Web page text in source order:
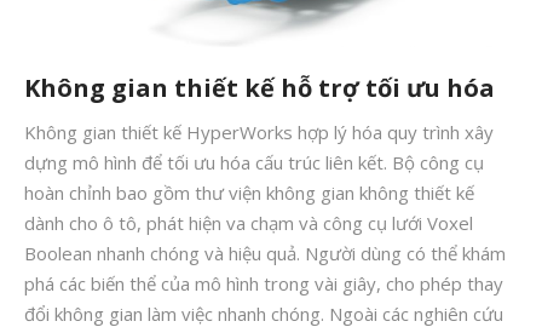
Automotive
Fuse 1
Giải pháp
in 3d cao cấp
Máy in 3D để bàn Formlabs U.S.
Mô phỏng
Không gian thiết kế hỗ trợ tối ưu hóa
Không gian thiết kế HyperWorks hợp lý hóa quy trình xây
dựng mô hình để tối ưu hóa cấu trúc liên kết. Bộ công cụ
hoàn chỉnh bao gồm thư viện không gian không thiết kế
dành cho ô tô, phát hiện va chạm và công cụ lưới Voxel
Boolean nhanh chóng và hiệu quả. Người dùng có thể khám
phá các biến thể của mô hình trong vài giây, cho phép thay
đổi không gian làm việc nhanh chóng. Ngoài các nghiên cứu